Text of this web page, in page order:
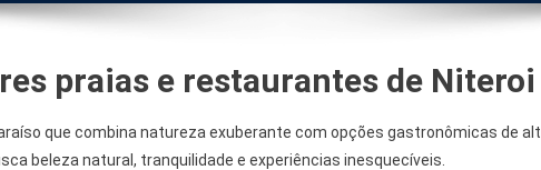
praias e restaurantes de
que combina natureza exuberante com opções gastronômicas de
beleza natural, tranquilidade e experiências inesquecíveis.